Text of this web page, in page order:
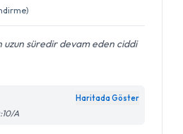
uzun süredir devam eden ciddi
Haritada Göster
A